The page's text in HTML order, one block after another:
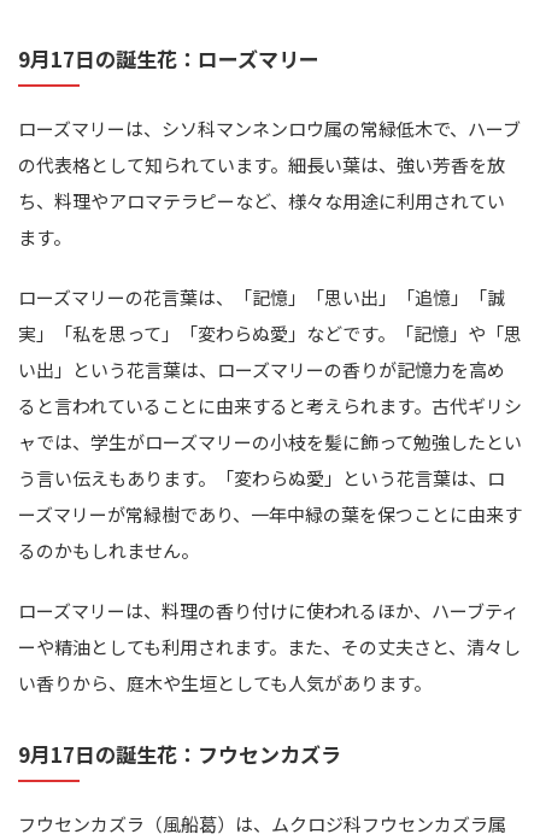
9月17日の誕生花：ローズマリー
ローズマリーは、シソ科マンネンロウ属の常緑低木で、ハーブ
の代表格として知られています。細長い葉は、強い芳香を放
ち、料理やアロマテラピーなど、様々な用途に利用されてい
ます。
ローズマリーの花言葉は、「記憶」「思い出」「追憶」「誠
実」「私を思って」「変わらぬ愛」などです。「記憶」や「思
い出」という花言葉は、ローズマリーの香りが記憶力を高め
ると言われていることに由来すると考えられます。古代ギリシ
ャでは、学生がローズマリーの小枝を髪に飾って勉強したとい
う言い伝えもあります。「変わらぬ愛」という花言葉は、ロ
ーズマリーが常緑樹であり、一年中緑の葉を保つことに由来す
るのかもしれません。
ローズマリーは、料理の香り付けに使われるほか、ハーブティ
ーや精油としても利用されます。また、その丈夫さと、清々し
い香りから、庭木や生垣としても人気があります。
9月17日の誕生花：フウセンカズラ
フウセンカズラ（風船葛）は、ムクロジ科フウセンカズラ属